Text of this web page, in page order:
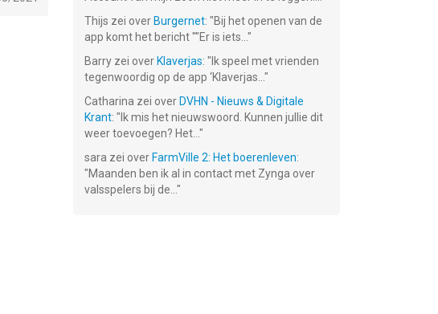
Thijs zei over Burgernet: "Bij het openen van de
app komt het bericht ""Er is iets... "
Barry zei over Klaverjas: " Ik speel met vrienden
tegenwoordig op de app ‘Klaverjas... "
Catharina zei over DVHN - Nieuws & Digitale
Krant: " Ik mis het nieuwswoord. Kunnen jullie dit
weer toevoegen? Het... "
sara zei over FarmVille 2: Het boerenleven:
"Maanden ben ik al in contact met Zynga over
valsspelers bij de... "